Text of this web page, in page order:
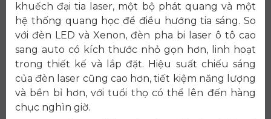
khuếch đại tia laser, một bộ phát quang và một
hệ thống quang học để điều hướng tia sáng. So
với đèn LED và Xenon, đèn pha bi laser ô tô cao
sang auto có kích thước nhỏ gọn hơn, linh hoạt
trong thiết kế và lắp đặt. Hiệu suất chiếu sáng
của đèn laser cũng cao hơn, tiết kiệm năng lượng
và bền bỉ hơn, với tuổi thọ có thể lên đến hàng
chục nghìn giờ.